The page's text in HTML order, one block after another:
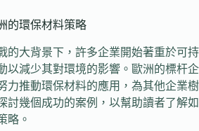
的環保材料策略
的大背景下，許多企業開始著重於可持
以減少其對環境的影響。歐洲的標杆企
力推動環保材料的應用，為其他企業樹
討幾個成功的案例，以幫助讀者了解如
略。